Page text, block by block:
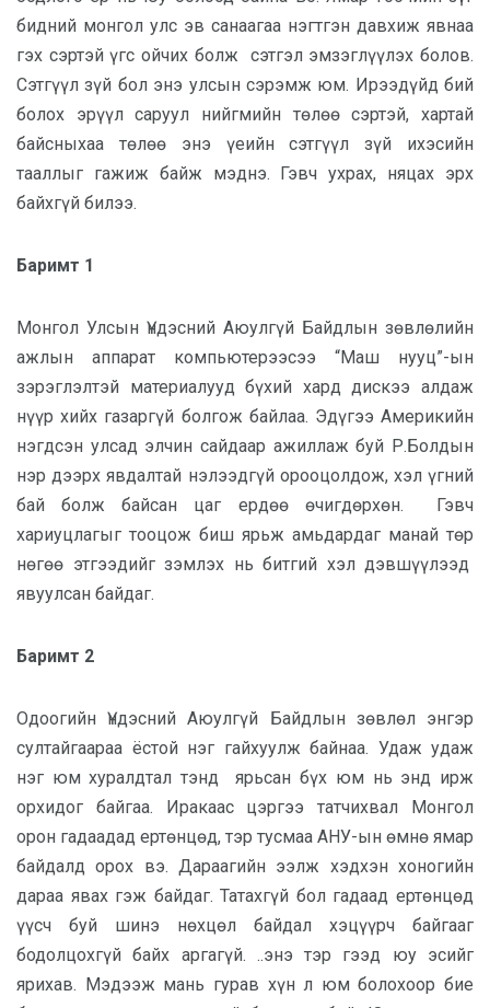
бидний монгол улс эв санаагаа нэгтгэн давхиж явнаа
гэх сэртэй үгс ойчих болж сэтгэл эмзэглүүлэх болов.
Сэтгүүл зүй бол энэ улсын сэрэмж юм. Ирээдүйд бий
болох эрүүл саруул нийгмийн төлөө сэртэй, хартай
байсныхаа төлөө энэ үеийн сэтгүүл зүй ихэсийн
тааллыг гажиж байж мэднэ. Гэвч ухрах, няцах эрх
байхгүй билээ.
Баримт 1
Монгол Улсын Үндэсний Аюулгүй Байдлын зөвлөлийн
ажлын аппарат компьютерээсээ “Маш нууц”-ын
зэрэглэлтэй материалууд бүхий хард дискээ алдаж
нүүр хийх газаргүй болгож байлаа. Эдүгээ Америкийн
нэгдсэн улсад элчин сайдаар ажиллаж буй Р.Болдын
нэр дээрх явдалтай нэлээдгүй орооцолдож, хэл үгний
бай болж байсан цаг ердөө өчигдөрхөн. Гэвч
хариуцлагыг тооцож биш ярьж амьдардаг манай төр
нөгөө этгээдийг зэмлэх нь битгий хэл дэвшүүлээд
явуулсан байдаг.
Баримт 2
Одоогийн Үндэсний Аюулгүй Байдлын зөвлөл энгэр
султайгаараа ёстой нэг гайхуулж байнаа. Удаж удаж
нэг юм хуралдтал тэнд ярьсан бүх юм нь энд ирж
орхидог байгаа. Иракаас цэргээ татчихвал Монгол
орон гадаадад ертөнцөд, тэр тусмаа АНУ-ын өмнө ямар
байдалд орох вэ. Дараагийн ээлж хэдхэн хоногийн
дараа явах гэж байдаг. Татахгүй бол гадаад ертөнцөд
үүсч буй шинэ нөхцөл байдал хэцүүрч байгааг
бодолцохгүй байх аргагүй. ..энэ тэр гээд юу эсийг
ярихав. Мэдээж мань гурав хүн л юм болохоор бие